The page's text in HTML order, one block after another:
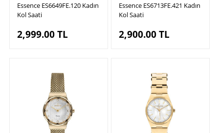
Essence ES6649FE.120 Kadın
Kol Saati
2,999.00TL
Essence ES6713FE.421 Kadın
Kol Saati
2,900.00TL